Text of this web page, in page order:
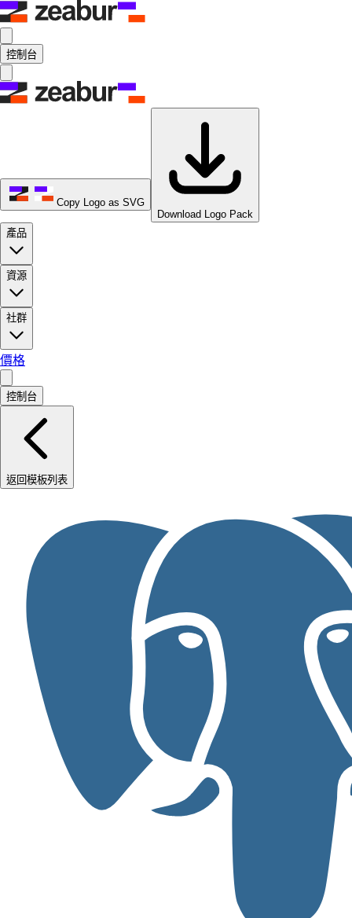
控制台
Copy Logo as SVG
Download Logo Pack
產品
資源
社群
價格
控制台
返回模板列表